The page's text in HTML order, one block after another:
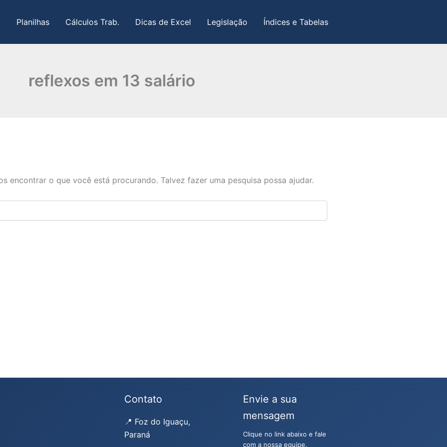
Planilhas Cálculos Trab. Dicas de Excel Legislação Índices e Tabelas
reflexos em 13 salário
encontrar o que você está procurando. Talvez fazer uma pesquisa possa ajudar.
Contato
📍 Foz do Iguaçu,
Paraná
Envie a sua
mensagem
Clique no link abaixo e fale
com a nossa equipe.